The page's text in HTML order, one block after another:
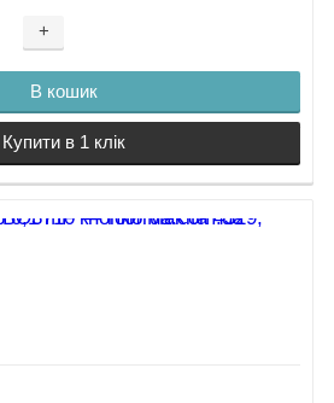
+
В кошик
Купити в 1 клік